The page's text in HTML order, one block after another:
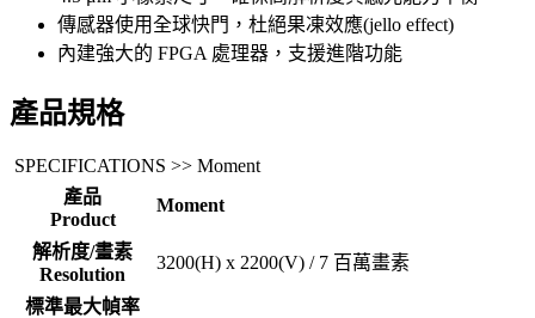
傳感器使用全球快門，杜絕果凍效應(jello effect)
內建強大的 FPGA 處理器，支援進階功能
產品規格
SPECIFICATIONS >> Moment
產品
Product
Moment
解析度/畫素
Resolution
3200(H) x 2200(V) / 7 百萬畫素
標準最大幀率